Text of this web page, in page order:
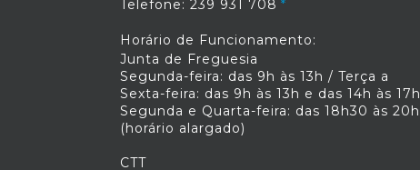
Telefone: 239 931 708
Horário de Funcionamento:
Junta de Freguesia
Segunda-feira: das 9h às 13h / Terça a
Sexta-feira: das 9h às 13h e das 14h às 17h
Segunda e Quarta-feira: das 18h30 às 20h
(horário alargado)
CTT